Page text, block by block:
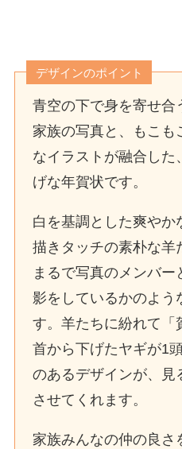
デザインのポイント
青空の下で身を寄せ合
家族の写真と、もこも
なイラストが融合した
げな年賀状です。
白を基調とした爽やか
描きタッチの素朴な羊
まるで写真のメンバ
影をしているかのよう
す。羊たちに紛れて「
首から下げたヤギが1
のあるデザインが、見
させてくれます。
家族みんなの仲の良さ